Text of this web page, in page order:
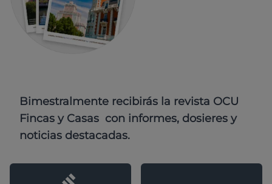
Bimestralmente recibirás la revista OCU
Fincas y Casas con informes, dosieres y
noticias destacadas.